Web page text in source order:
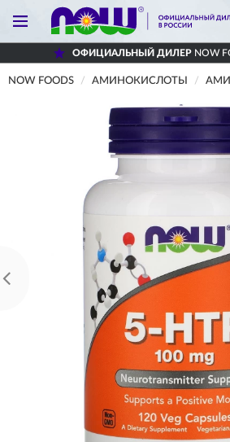
ОФИЦИАЛЬНЫЙ ДИЛЕРNOW
NOW FOODS АМИНОКИСЛОТЫ